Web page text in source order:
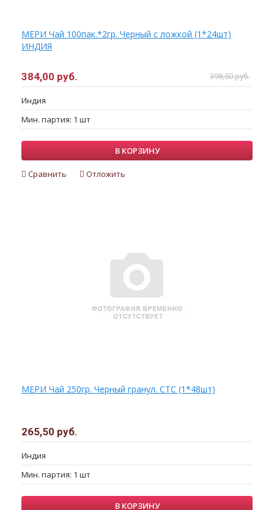
МЕРИ Чай 100пак.*2гр. Черный с ложкой (1*24шт)
ИНДИЯ
384,00 руб. 398,50 руб.
Индия
Мин. партия: 1 шт
В КОРЗИНУ
Сравнить Отложить
МЕРИ Чай 250гр. Черный гранул. СТС (1*48шт)
265,50 руб.
Индия
Мин. партия: 1 шт
В КОРЗИНУ